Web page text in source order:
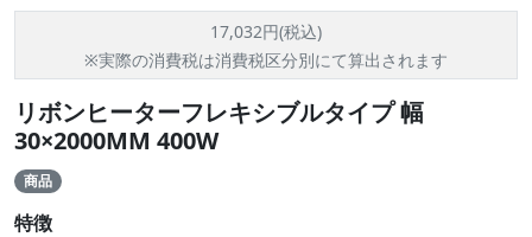
17,032円(税込)
※実際の消費税は消費税区分別にて算出されます
リボンヒーターフレキシブルタイプ 幅
30×2000MM 400W
商品
特徴